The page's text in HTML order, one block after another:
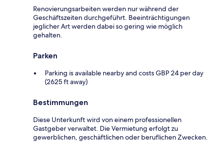
Renovierungsarbeiten werden nur während der
Geschäftszeiten durchgeführt. Beeinträchtigungen
jeglicher Art werden dabei so gering wie möglich
gehalten.
Parken
Parking is available nearby and costs GBP 24 per day
(2625 ft away)
Bestimmungen
Diese Unterkunft wird von einem professionellen
Gastgeber verwaltet. Die Vermietung erfolgt zu
gewerblichen, geschäftlichen oder beruflichen Zwecken.